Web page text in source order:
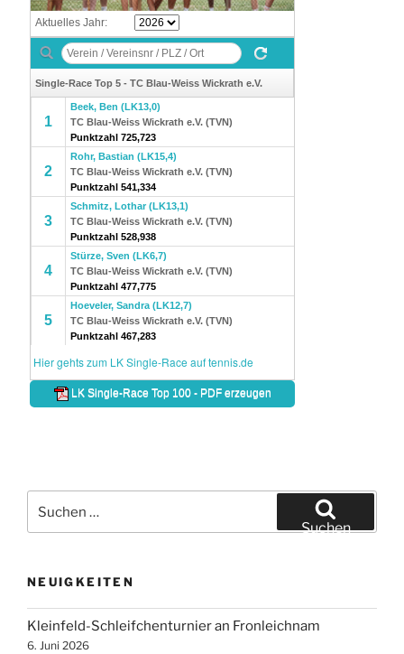
nach:
Suchen
NEUIGKEITEN
Kleinfeld-Schleifchenturnier an Fronleichnam
6. Juni 2026